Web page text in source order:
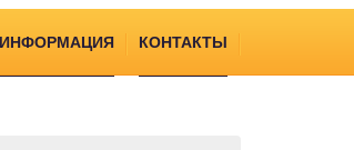
ИНФОРМАЦИЯ КОНТАКТЫ